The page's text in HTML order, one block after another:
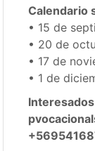
Calendario
• 15 de
• 20 de
• 17 de
• 1 de